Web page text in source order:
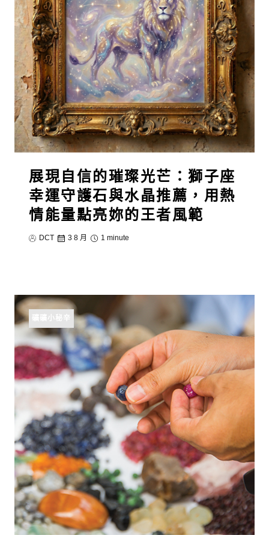
展現自信的璀璨光芒：獅子座
幸運守護石與水晶推薦，用熱
情能量點亮妳的王者風範
DCT 3 8 月 1 minute
礦礦小秘辛